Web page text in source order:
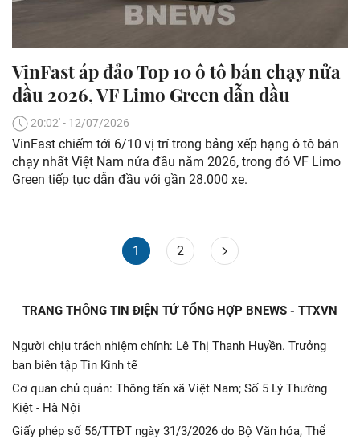
VinFast áp đảo Top 10 ô tô bán chạy nửa
đầu 2026, VF Limo Green dẫn đầu
20:02' - 12/07/2026
VinFast chiếm tới 6/10 vị trí trong bảng xếp hạng ô tô bán
chạy nhất Việt Nam nửa đầu năm 2026, trong đó VF Limo
Green tiếp tục dẫn đầu với gần 28.000 xe.
1 2
TRANG THÔNG TIN ĐIỆN TỬ TỔNG HỢP BNEWS - TTXVN
Người chịu trách nhiệm chính: Lê Thị Thanh Huyền. Trưởng
ban biên tập Tin Kinh tế
Cơ quan chủ quản: Thông tấn xã Việt Nam; Số 5 Lý Thường
Kiệt - Hà Nội
Giấy phép số 56/TTĐT ngày 31/3/2026 do Bộ Văn hóa, Thể